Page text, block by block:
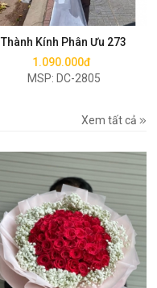
Thành Kính Phân Ưu 273
1.090.000đ
MSP: DC-2805
Mua ngay
Xem tất cả